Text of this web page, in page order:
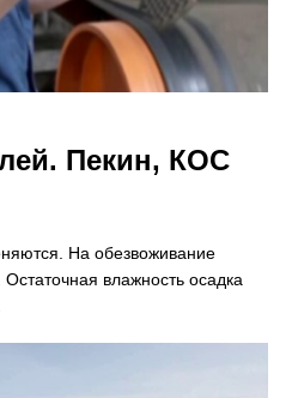
Пекин, КОС
На обезвоживание
влажность осадка